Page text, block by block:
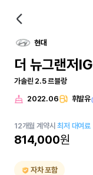
현대
더 뉴그랜저IG
가솔린 2.5 르블랑
2022.06 휘발유
12개월 계약시최저 대여료
814,000원
자차 포함